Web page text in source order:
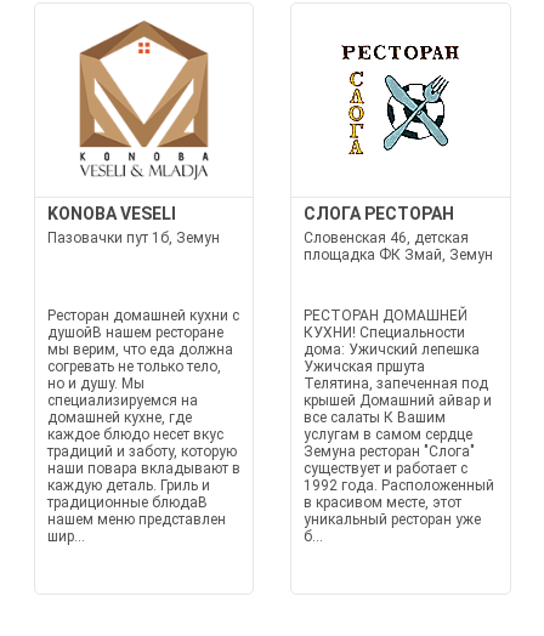
KONOBA VESELI
Пазовачки пут 1б, Земун
Ресторан домашней кухни с
душойВ нашем ресторане
мы верим, что еда должна
согревать не только тело,
но и душу. Мы
специализируемся на
домашней кухне, где
каждое блюдо несет вкус
традиций и заботу, которую
наши повара вкладывают в
каждую деталь. Гриль и
традиционные блюдаВ
нашем меню представлен
шир...
СЛОГА РЕСТОРАН
Словенская 46, детская
площадка ФК Змай, Земун
РЕСТОРАН ДОМАШНЕЙ
КУХНИ! Специальности
дома: Ужичский лепешка
Ужичская пршута
Телятина, запеченная под
крышей Домашний айвар и
все салаты К Вашим
услугам в самом сердце
Земуна ресторан "Слога"
существует и работает с
1992 года. Расположенный
в красивом месте, этот
уникальный ресторан уже
б...